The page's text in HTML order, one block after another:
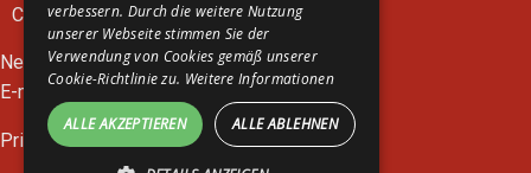
C.F. e P.I. 00083390252
News
E-mail:lagazuoi@lagazuoi.it
Privacy Policy
verbessern. Durch die weitere Nutzung
unserer Webseite stimmen Sie der
Verwendung von Cookies gemäß unserer
Cookie-Richtlinie zu. Weitere Informationen
ALLE AKZEPTIEREN ALLE ABLEHNEN